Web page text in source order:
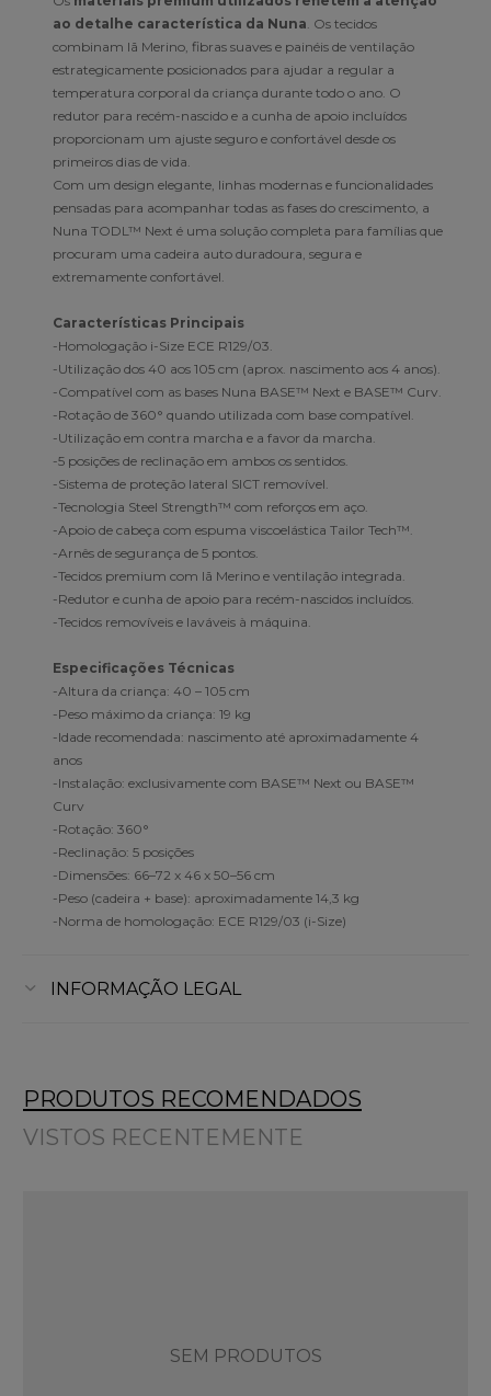
ao detalhe característica da Nuna. Os tecidos
combinam lã Merino, fibras suaves e painéis de ventilação
estrategicamente posicionados para ajudar a regular a
temperatura corporal da criança durante todo o ano. O
redutor para recém-nascido e a cunha de apoio incluídos
proporcionam um ajuste seguro e confortável desde os
primeiros dias de vida.
Com um design elegante, linhas modernas e funcionalidades
pensadas para acompanhar todas as fases do crescimento, a
Nuna TODL™ Next é uma solução completa para famílias que
procuram uma cadeira auto duradoura, segura e
extremamente confortável.
Características Principais
-Homologação i-Size ECE R129/03.
-Utilização dos 40 aos 105 cm (aprox. nascimento aos 4 anos).
-Compatível com as bases Nuna BASE™ Next e BASE™ Curv.
-Rotação de 360° quando utilizada com base compatível.
-Utilização em contra marcha e a favor da marcha.
-5 posições de reclinação em ambos os sentidos.
-Sistema de proteção lateral SICT removível.
-Tecnologia Steel Strength™ com reforços em aço.
-Apoio de cabeça com espuma viscoelástica Tailor Tech™.
-Arnês de segurança de 5 pontos.
-Tecidos premium com lã Merino e ventilação integrada.
-Redutor e cunha de apoio para recém-nascidos incluídos.
-Tecidos removíveis e laváveis à máquina.
Especificações Técnicas
-Altura da criança: 40 – 105 cm
-Peso máximo da criança: 19 kg
-Idade recomendada: nascimento até aproximadamente 4
anos
-Instalação: exclusivamente com BASE™ Next ou BASE™
Curv
-Rotação: 360°
-Reclinação: 5 posições
-Dimensões: 66–72 x 46 x 50–56 cm
-Peso (cadeira + base): aproximadamente 14,3 kg
-Norma de homologação: ECE R129/03 (i-Size)
INFORMAÇÃO LEGAL
PRODUTOS RECOMENDADOS
VISTOS RECENTEMENTE
SEM PRODUTOS